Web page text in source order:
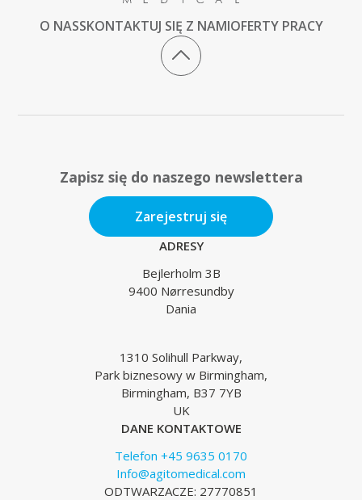
O NASSKONTAKTUJ SIĘ Z NAMIOFERTY PRACY
Zapisz się do naszego newslettera
Zarejestruj się
ADRESY
Bejlerholm 3B
9400 Nørresundby
Dania
1310 Solihull Parkway,
Park biznesowy w Birmingham,
Birmingham, B37 7YB
UK
DANE KONTAKTOWE
Telefon +45 9635 0170
Info@agitomedical.com
ODTWARZACZE: 27770851